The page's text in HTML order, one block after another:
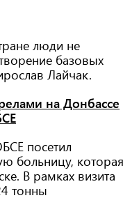
люди не
базовых
Лайчак.
на Донбассе
посетил
больницу, которая
В рамках визита
тонны